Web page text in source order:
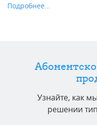
Подробнее...
Узнайте, как
решении